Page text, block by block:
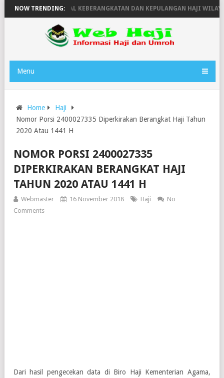
NOW TRENDING:
1446H JADWAL KEBERANGKATAN DAN KEPULANGAN HAJI
Menu
Home
Haji
Nomor Porsi 2400027335 Diperkirakan Berangkat Haji Tahun
2020 Atau 1441 H
NOMOR PORSI 2400027335
DIPERKIRAKAN BERANGKAT HAJI
TAHUN 2020 ATAU 1441 H
Webmaster 16 November 2018 Haji
No
Comments
Dari hasil pengecekan data di Biro Haji Kementerian Agama,